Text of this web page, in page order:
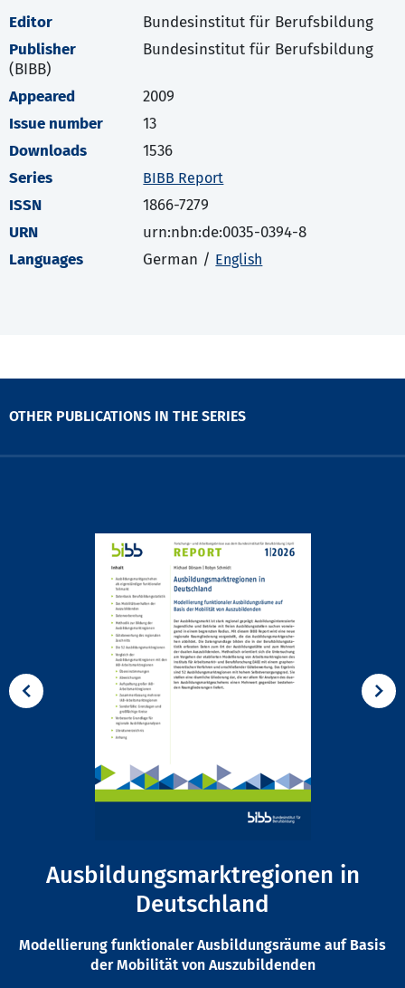
Editor
Bundesinstitut für Berufsbildung
Publisher
Bundesinstitut für Berufsbildung
(BIBB)
Appeared
2009
Issue number
13
Downloads
1536
Series
BIBB Report
ISSN
1866-7279
URN
urn:nbn:de:0035-0394-8
Languages
German / English
OTHER PUBLICATIONS IN THE SERIES
Ausbildungsmarktregionen in
Deutschland
Modellierung funktionaler Ausbildungsräume auf Basis
der Mobilität von Auszubildenden